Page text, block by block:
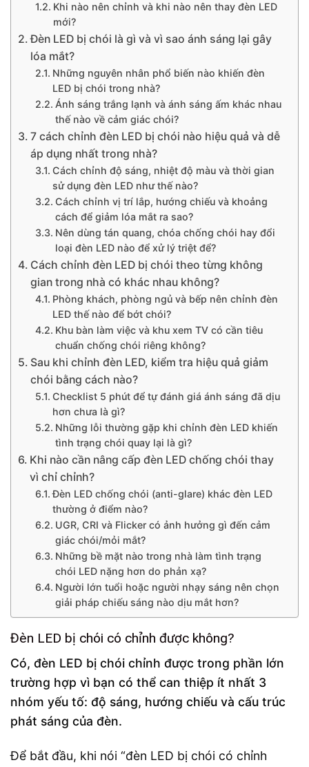
Khi nào nên chỉnh và khi nào nên thay đèn LED
mới?
Đèn LED bị chói là gì và vì sao ánh sáng lại gây
lóa mắt?
Những nguyên nhân phổ biến nào khiến đèn
LED bị chói trong nhà?
Ánh sáng trắng lạnh và ánh sáng ấm khác nhau
thế nào về cảm giác chói?
7 cách chỉnh đèn LED bị chói nào hiệu quả và dễ
áp dụng nhất trong nhà?
Cách chỉnh độ sáng, nhiệt độ màu và thời gian
sử dụng đèn LED như thế nào?
Cách chỉnh vị trí lắp, hướng chiếu và khoảng
cách để giảm lóa mắt ra sao?
Nên dùng tán quang, chóa chống chói hay đổi
loại đèn LED nào để xử lý triệt để?
Cách chỉnh đèn LED bị chói theo từng không
gian trong nhà có khác nhau không?
Phòng khách, phòng ngủ và bếp nên chỉnh đèn
LED thế nào để bớt chói?
Khu bàn làm việc và khu xem TV có cần tiêu
chuẩn chống chói riêng không?
Sau khi chỉnh đèn LED, kiểm tra hiệu quả giảm
chói bằng cách nào?
Checklist 5 phút để tự đánh giá ánh sáng đã dịu
hơn chưa là gì?
Những lỗi thường gặp khi chỉnh đèn LED khiến
tình trạng chói quay lại là gì?
Khi nào cần nâng cấp đèn LED chống chói thay
vì chỉ chỉnh?
Đèn LED chống chói (anti-glare) khác đèn LED
thường ở điểm nào?
UGR, CRI và Flicker có ảnh hưởng gì đến cảm
giác chói/mỏi mắt?
Những bề mặt nào trong nhà làm tình trạng
chói LED nặng hơn do phản xạ?
Người lớn tuổi hoặc người nhạy sáng nên chọn
giải pháp chiếu sáng nào dịu mắt hơn?
Đèn LED bị chói có chỉnh được không?
Có, đèn LED bị chói chỉnh được trong phần lớn
trường hợp vì bạn có thể can thiệp ít nhất 3
nhóm yếu tố: độ sáng, hướng chiếu và cấu trúc
phát sáng của đèn.
Để bắt đầu, khi nói “đèn LED bị chói có chỉnh